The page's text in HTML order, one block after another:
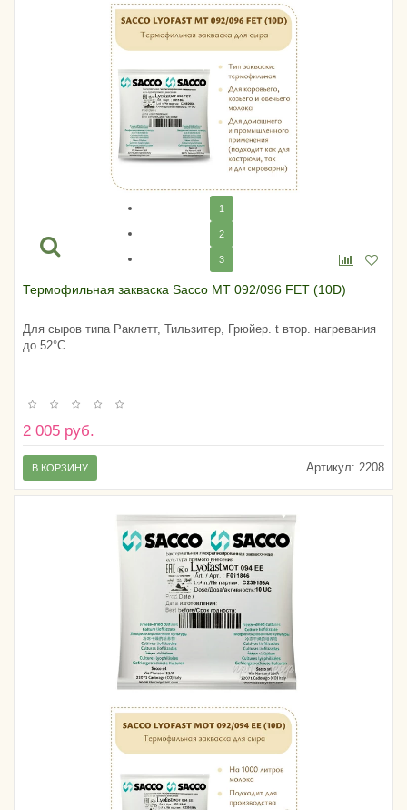
1
2
3
Термофильная закваска Sacco MT 092/096 FET (10D)
Для сыров типа Раклетт, Тильзитер, Грюйер. t втор. нагревания
до 52°C
2 005 руб.
Артикул: 2208
В КОРЗИНУ